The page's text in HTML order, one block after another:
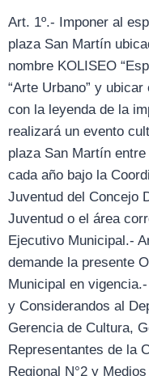
Art. 1º.- Imponer al
plaza San Martín
nombre KOLISEO
“Arte Urbano” y
con la leyenda de la
realizará un evento
plaza San Martín
cada año bajo la
Juventud del Concejo
Juventud o el área
Ejecutivo Municipal.-
demande la presente
Municipal en
y Considerandos al
Gerencia de Cultura,
Representantes de la
Regional N°2 y